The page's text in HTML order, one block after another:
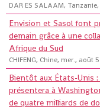
DAR ES SALAAM,
Envision et Sasol font
demain grâce à une
Afrique du Sud
CHIFENG, Chine, mer., août
Bientôt aux États-Unis
présentera à
de quatre milliards de